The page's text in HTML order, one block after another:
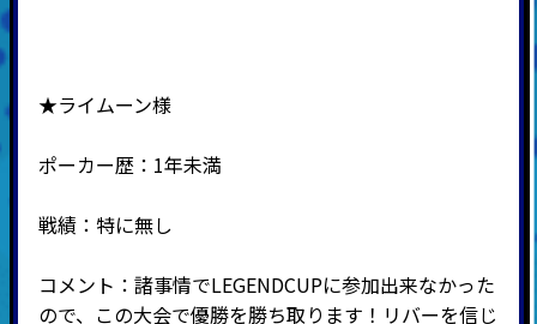
★ライムーン様
ポーカー歴：1年未満
戦績：特に無し
コメント：諸事情でLEGENDCUPに参加出来なかった
ので、この大会で優勝を勝ち取ります！リバーを信じ